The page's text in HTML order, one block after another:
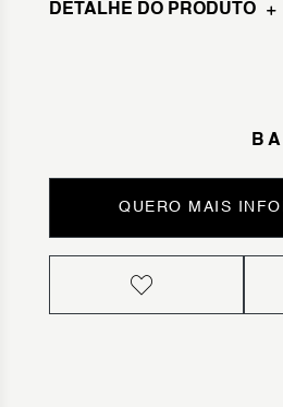
DETALHE DO PRODUTO
QUERO MAIS